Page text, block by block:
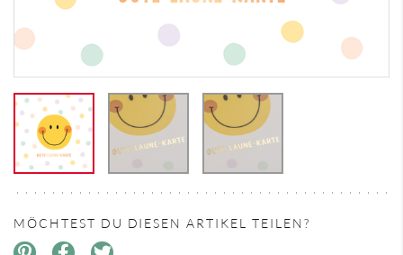
MÖCHTEST DU DIESEN ARTIKEL TEILEN?